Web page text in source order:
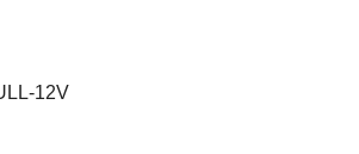
12V